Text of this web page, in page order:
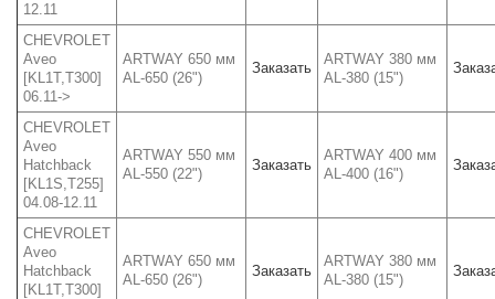
12.11
CHEVROLET
Aveo
[KL1T,T300]
06.11->
ARTWAY 650 мм
AL-650 (26")
Заказать
ARTWAY 380 мм
AL-380 (15")
CHEVROLET
Aveo
Hatchback
[KL1S,T255]
04.08-12.11
ARTWAY 550 мм
AL-550 (22")
Заказать
ARTWAY 400 мм
AL-400 (16")
CHEVROLET
Aveo
Hatchback
[KL1T,T300]
ARTWAY 650 мм
AL-650 (26")
Заказать
ARTWAY 380 мм
AL-380 (15")